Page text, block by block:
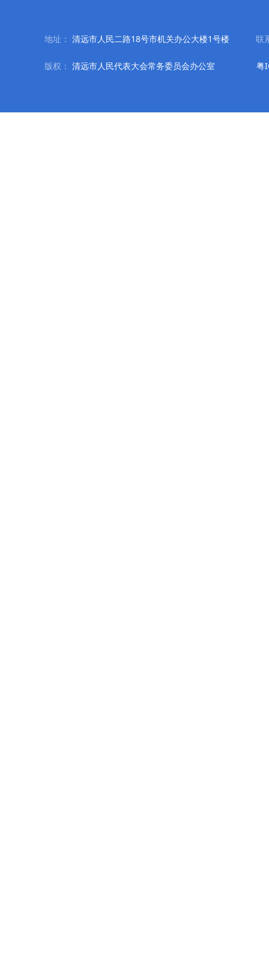
地址： 清远市人民二路18号市机关办公大楼1号楼 联
版权： 清远市人民代表大会常务委员会办公室 粤